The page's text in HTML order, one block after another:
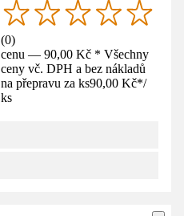
(0)
cenu — 90,00 Kč * Všechny
ceny vč. DPH a bez nákladů
na přepravu za ks90,00 Kč*/
ks